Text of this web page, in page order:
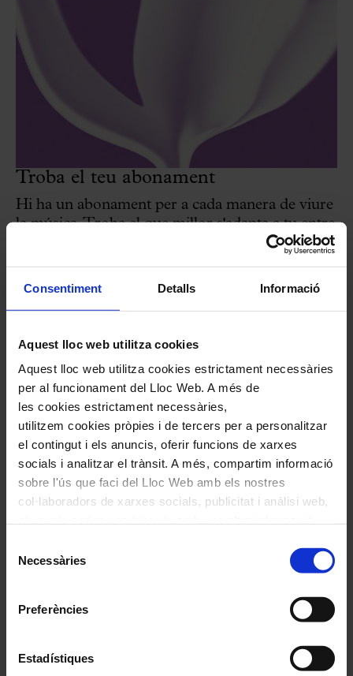
Consentiment Detalls Informació
Aquest lloc web utilitza cookies
Aquest lloc web utilitza cookies estrictament necessàries
per al funcionament del Lloc Web. A més de
les cookies estrictament necessàries,
utilitzem cookies pròpies i de tercers per a personalitzar
el contingut i els anuncis, oferir funcions de xarxes
socials i analitzar el trànsit. A més, compartim informació
sobre l'ús que faci del Lloc Web amb els nostres
col·laboradors de xarxes socials, publicitat i anàlisi web,
de l'ús que hagi fet dels seus serveis. En el quadre
inferior pot “Permetre totes les cookies” o seleccionar el
"Permetre la selecció". Si vol més informació visiti la
deshabilitar o configurar les cookies en qualsevol
Necessàries
Preferències
Estadístiques
Troba el teu abonament
Hi ha un abonament per a cada manera de viure
la música. Troba el que millor s'adapta a tu entre
totes les opcions d'abonament de la temporada
Tota la informació de la Temporada 2026-27 on